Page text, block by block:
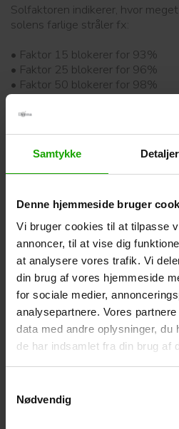
Samtykke Detaljer
Denne hjemmeside bruger
Vi bruger cookies til at tilpasse
annoncer, til at vise dig
at analysere vores trafik. Vi
din brug af vores hjemmeside
for sociale medier,
analysepartnere. Vores
data med andre oplysninger, du
de har indsamlet fra din brug af
Nødvendig
Solfaktoren indikerer, hvor
solens farlige stråler fx:
• Faktor 15 blokerer for 93%
• Faktor 25 blokerer for 96%
• Faktor 50 blokerer for 98%
Du opnår altså kun få procents
at gå op i faktor. Men husk, at
der står på solcremen, når du
Læs også: Hvor mange
Sundhedsstyrelsen og
faktor 30 til danskere
du ekstra lys og følsom hud, bør
Hvilken solfaktor skal jeg
Rejser du sydpå, hvor UV-
herhjemme, skal du bruge en
Dvs. du skal vælge en højere
Thailand, Egypten, Tyrkiet,
himmelstrøg.